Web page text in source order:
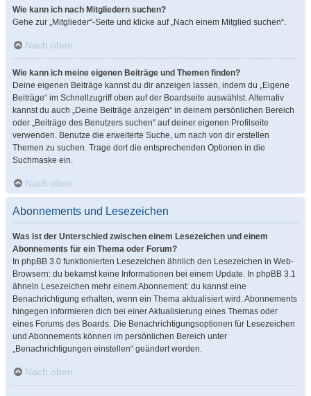
Wie kann ich nach Mitgliedern suchen?
Gehe zur „Mitglieder“-Seite und klicke auf „Nach einem Mitglied suchen“.
Nach oben
Wie kann ich meine eigenen Beiträge und Themen finden?
Deine eigenen Beiträge kannst du dir anzeigen lassen, indem du „Eigene
Beiträge“ im Schnellzugriff oben auf der Boardseite auswählst. Alternativ
kannst du auch „Deine Beiträge anzeigen“ in deinem persönlichen Bereich
oder „Beiträge des Benutzers suchen“ auf deiner eigenen Profilseite
verwenden. Benutze die erweiterte Suche, um nach von dir erstellen
Themen zu suchen. Trage dort die entsprechenden Optionen in die
Suchmaske ein.
Nach oben
Abonnements und Lesezeichen
Was ist der Unterschied zwischen einem Lesezeichen und einem
Abonnements für ein Thema oder Forum?
In phpBB 3.0 funktionierten Lesezeichen ähnlich den Lesezeichen in Web-
Browsern: du bekamst keine Informationen bei einem Update. In phpBB 3.1
ähneln Lesezeichen mehr einem Abonnement: du kannst eine
Benachrichtigung erhalten, wenn ein Thema aktualisiert wird. Abonnements
hingegen informieren dich bei einer Aktualisierung eines Themas oder
eines Forums des Boards. Die Benachrichtigungsoptionen für Lesezeichen
und Abonnements können im persönlichen Bereich unter
„Benachrichtigungen einstellen“ geändert werden.
Nach oben